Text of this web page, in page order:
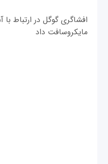
افشاگری گوگل در ارتباط
مایکروسافت داد